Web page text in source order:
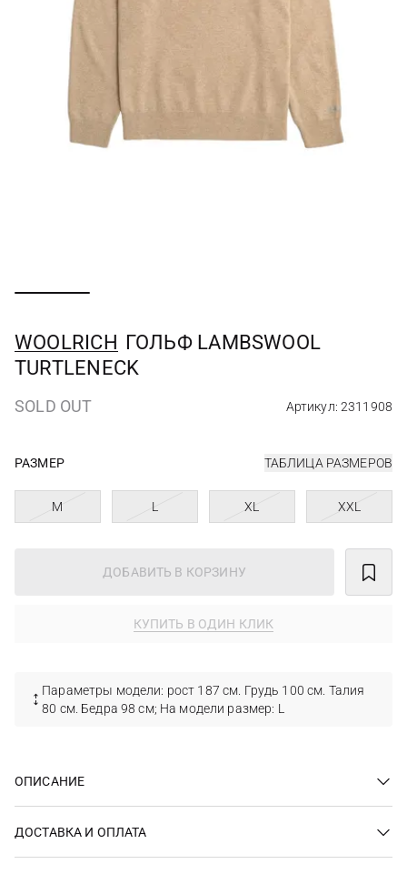
WOOLRICH ГОЛЬФ LAMBSWOOL
TURTLENECK
SOLD OUT Артикул: 2311908
РАЗМЕР ТАБЛИЦА РАЗМЕРОВ
M L XL XXL
ДОБАВИТЬ В КОРЗИНУ
КУПИТЬ В ОДИН КЛИК
Параметры модели: рост 187 см. Грудь 100 см. Талия
80 см. Бедра 98 см; На модели размер: L
ОПИСАНИЕ
ДОСТАВКА И ОПЛАТА